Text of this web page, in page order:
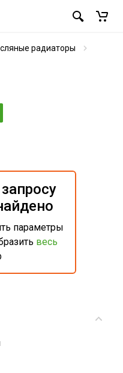
радиаторы
параметры
весь